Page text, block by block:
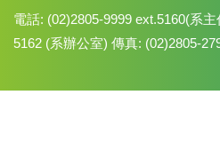
電話: (02)2805-9999 ext.5160(系主
5162 (系辦公室) 傳真: (02)2805-